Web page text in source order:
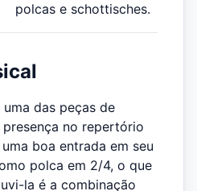
polcas e schottisches.
uma das peças de
no repertório
boa entrada em seu
polca em 2/4, o que
la é a combinação